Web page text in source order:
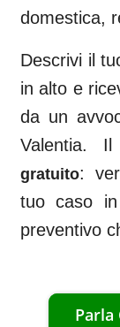
domestica,
Descrivi il
in alto e
da un
Valentia. Il
gratuito:
tuo caso
preventivo
Parla